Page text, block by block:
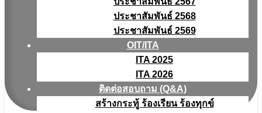
ประชาสัมพันธ์ 2568
ประชาสัมพันธ์ 2569
OIT/ITA
ITA 2025
ITA 2026
ติดต่อสอบถาม (Q&A)
สร้างกระทู้ ร้องเรียน ร้องทุกข์